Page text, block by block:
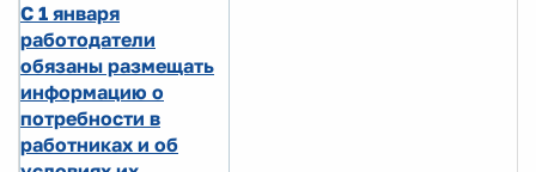
С 1 января
работодатели
обязаны размещать
информацию о
потребности в
работниках и об